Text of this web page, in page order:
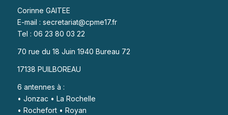
Corinne GAITEE
E-mail : secretariat@cpme17.fr
Tel : 06 23 80 03 22
70 rue du 18 Juin 1940 Bureau 72
17138 PUILBOREAU
6 antennes à :
• Jonzac • La Rochelle
• Rochefort • Royan